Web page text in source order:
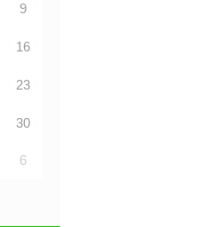
9
16
23
30
6